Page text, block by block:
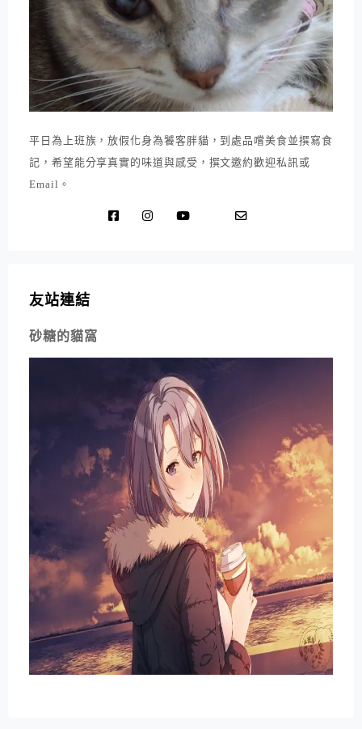
平日為上班族，放假化身為饕客胖貓，到處品嚐美食並撰寫食
記，希望能分享真實的味道與感受，撰文邀約歡迎私訊或
Email。
友站連結
砂糖的貓窩